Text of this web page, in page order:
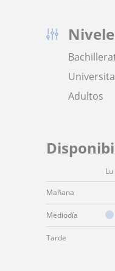
Adultos
Lu
Mañana
Mediodía
Tarde